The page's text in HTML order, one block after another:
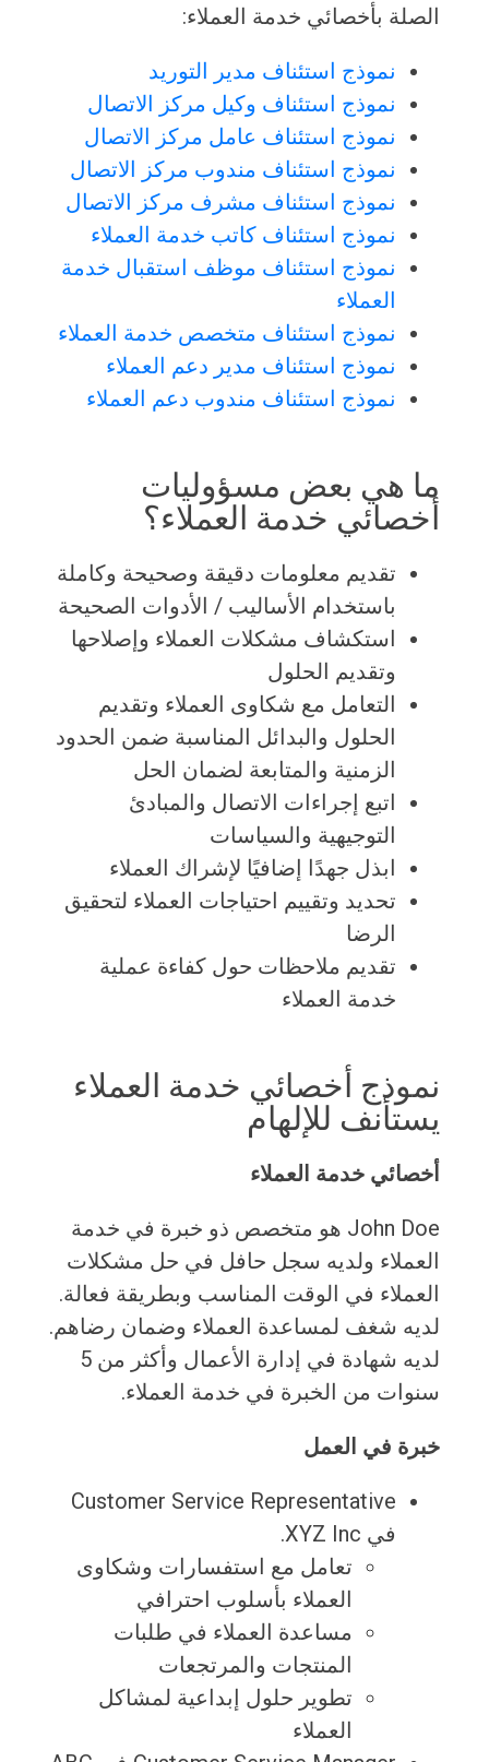
الصلة بأخصائي خدمة العملاء:
نموذج استئناف مدير التوريد
نموذج استئناف وكيل مركز الاتصال
نموذج استئناف عامل مركز الاتصال
نموذج استئناف مندوب مركز الاتصال
نموذج استئناف مشرف مركز الاتصال
نموذج استئناف كاتب خدمة العملاء
نموذج استئناف موظف استقبال خدمة
العملاء
نموذج استئناف متخصص خدمة العملاء
نموذج استئناف مدير دعم العملاء
نموذج استئناف مندوب دعم العملاء
ما هي بعض مسؤوليات
أخصائي خدمة العملاء؟
تقديم معلومات دقيقة وصحيحة وكاملة
باستخدام الأساليب / الأدوات الصحيحة
استكشاف مشكلات العملاء وإصلاحها
وتقديم الحلول
التعامل مع شكاوى العملاء وتقديم
الحلول والبدائل المناسبة ضمن الحدود
الزمنية والمتابعة لضمان الحل
اتبع إجراءات الاتصال والمبادئ
التوجيهية والسياسات
ابذل جهدًا إضافيًا لإشراك العملاء
تحديد وتقييم احتياجات العملاء لتحقيق
الرضا
تقديم ملاحظات حول كفاءة عملية
خدمة العملاء
نموذج أخصائي خدمة العملاء
يستأنف للإلهام
أخصائي خدمة العملاء
John Doe هو متخصص ذو خبرة في خدمة
العملاء ولديه سجل حافل في حل مشكلات
العملاء في الوقت المناسب وبطريقة فعالة.
لديه شغف لمساعدة العملاء وضمان رضاهم.
لديه شهادة في إدارة الأعمال وأكثر من 5
سنوات من الخبرة في خدمة العملاء.
خبرة في العمل
Customer Service Representative
في XYZ Inc.
تعامل مع استفسارات وشكاوى
العملاء بأسلوب احترافي
مساعدة العملاء في طلبات
المنتجات والمرتجعات
تطوير حلول إبداعية لمشاكل
العملاء